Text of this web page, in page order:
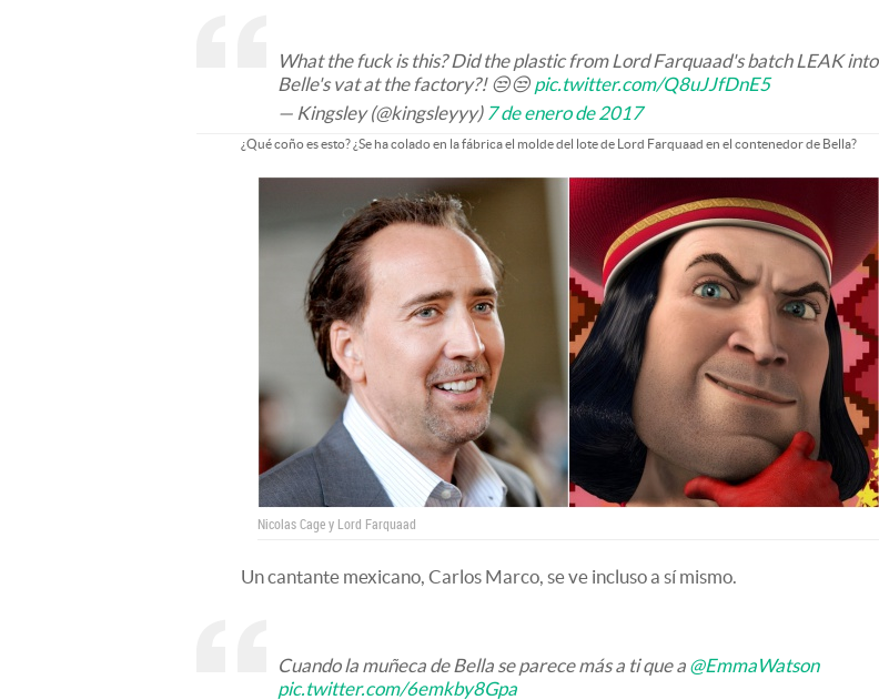
What the fuck is this? Did the plastic from Lord Farquaad's batch LEAK into
Belle's vat at the factory?! 😒😒 pic.twitter.com/Q8uJJfDnE5
— Kingsley (@kingsleyyy) 7 de enero de 2017
¿Qué coño es esto? ¿Se ha colado en la fábrica el molde del lote de Lord Farquaad en el contenedor de Bella?
Nicolas Cage y Lord Farquaad
Un cantante mexicano, Carlos Marco, se ve incluso a sí mismo.
Cuando la muñeca de Bella se parece más a ti que a @EmmaWatson
pic.twitter.com/6emkby8Gpa